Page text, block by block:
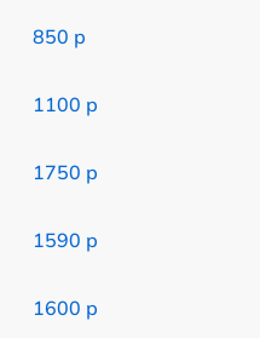
850 р
1100 р
1750 р
1590 р
1600 р